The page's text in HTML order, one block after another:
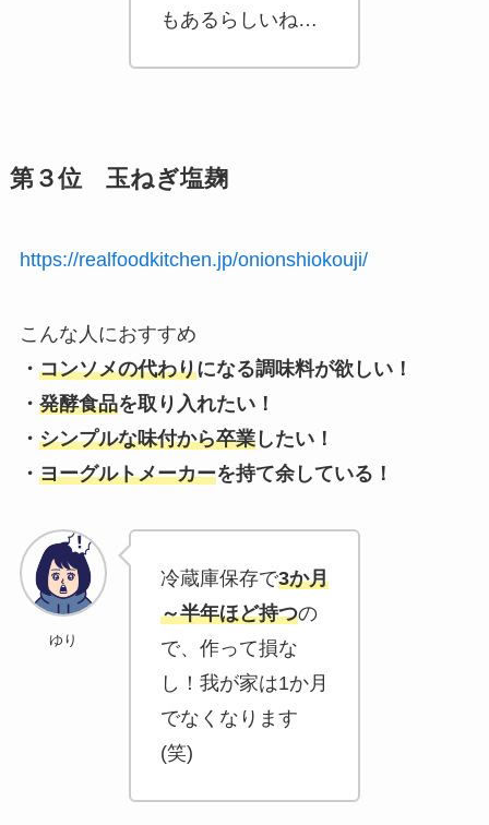
もあるらしいね…
第３位 玉ねぎ塩麹
https://realfoodkitchen.jp/onionshiokouji/
こんな人におすすめ
・ コンソメの代わりになる調味料が欲しい！
・ 発酵食品を取り入れたい！
・ シンプルな味付から卒業したい！
・ ヨーグルトメーカーを持て余している！
ゆり
冷蔵庫保存で3か月
～半年ほど持つの
で、作って損な
し！我が家は1か月
でなくなります
(笑)